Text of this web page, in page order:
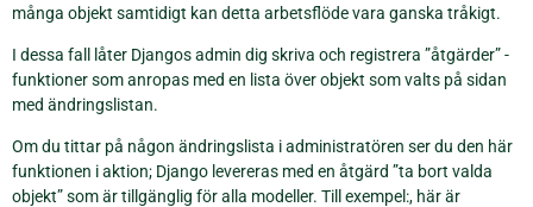
många objekt samtidigt kan detta arbetsflöde vara ganska tråkigt.
I dessa fall låter Djangos admin dig skriva och registrera ”åtgärder” -
funktioner som anropas med en lista över objekt som valts på sidan
med ändringslistan.
Om du tittar på någon ändringslista i administratören ser du den här
funktionen i aktion; Django levereras med en åtgärd ”ta bort valda
objekt” som är tillgänglig för alla modeller. Till exempel:, här är